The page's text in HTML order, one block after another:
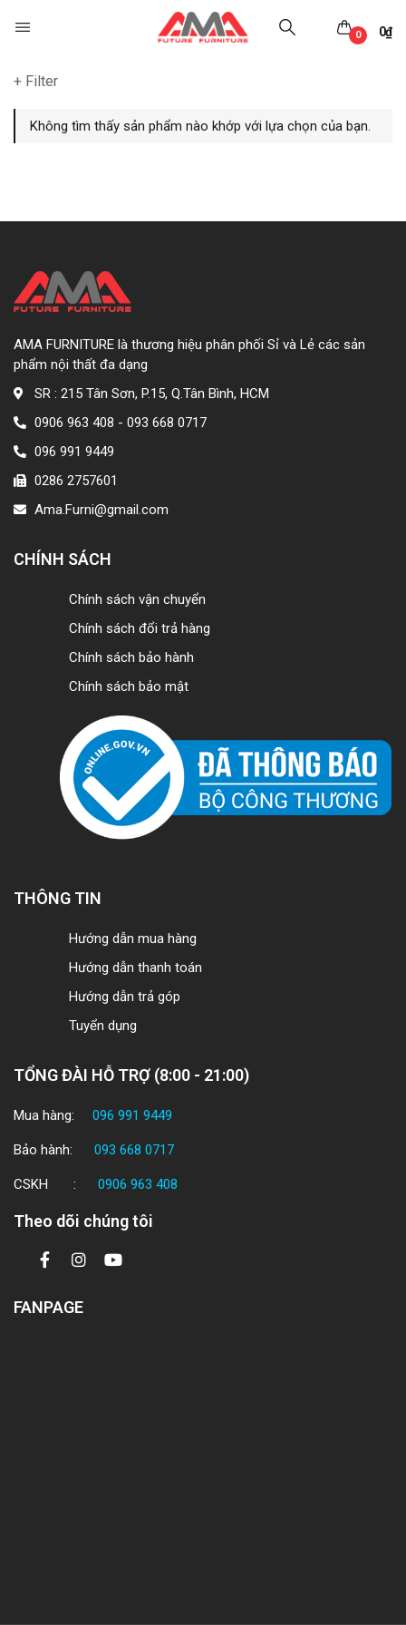
0₫
0
+ Filter
Không tìm thấy sản phẩm nào khớp với lựa chọn của bạn.
AMA FURNITURE là thương hiệu phân phối Sỉ và Lẻ các sản
phẩm nội thất đa dạng
SR : 215 Tân Sơn, P.15, Q.Tân Bình, HCM
0906 963 408 - 093 668 0717
096 991 9449
0286 2757601
Ama.Furni@gmail.com
CHÍNH SÁCH
Chính sách vận chuyển
Chính sách đổi trả hàng
Chính sách bảo hành
Chính sách bảo mật
THÔNG TIN
Hướng dẫn mua hàng
Hướng dẫn thanh toán
Hướng dẫn trả góp
Tuyển dụng
TỔNG ĐÀI HỖ TRỢ (8:00 - 21:00)
Mua hàng: 096 991 9449
Bảo hành: 093 668 0717
CSKH : 0906 963 408
Theo dõi chúng tôi
FANPAGE